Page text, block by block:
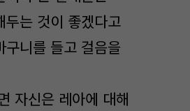
두는 것이 좋겠다고
구니를 들고 걸음을
자신은 레아에 대해